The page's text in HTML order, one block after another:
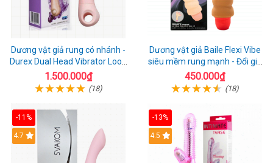
Dương vật giả rung có nhánh -
Durex Dual Head Vibrator Loop
21
1.500.000₫
(18)
Dương vật giả Baile Flexi Vibe
siêu mềm rung mạnh - Đổi gió
cuộc yêu mới
450.000₫
(18)
-11%
4.7
-13%
4.5